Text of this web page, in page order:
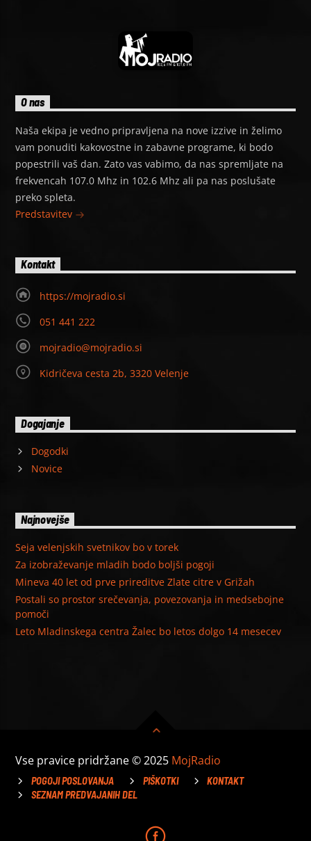
O nas
Naša ekipa je vedno pripravljena na nove izzive in želimo
vam ponuditi kakovostne in zabavne programe, ki bodo
popestrili vaš dan. Zato vas vabimo, da nas spremljate na
frekvencah 107.0 Mhz in 102.6 Mhz ali pa nas poslušate
preko spleta.
Predstavitev
Kontakt
https://mojradio.si
051 441 222
mojradio@mojradio.si
Kidričeva cesta 2b, 3320 Velenje
Dogajanje
Dogodki
Novice
Najnovejše
Seja velenjskih svetnikov bo v torek
Za izobraževanje mladih bodo boljši pogoji
Mineva 40 let od prve prireditve Zlate citre v Grižah
Postali so prostor srečevanja, povezovanja in medsebojne
pomoči
Leto Mladinskega centra Žalec bo letos dolgo 14 mesecev
Vse pravice pridržane © 2025 MojRadio
POGOJI POSLOVANJA PIŠKOTKI
KONTAKT
SEZNAM PREDVAJANIH DEL